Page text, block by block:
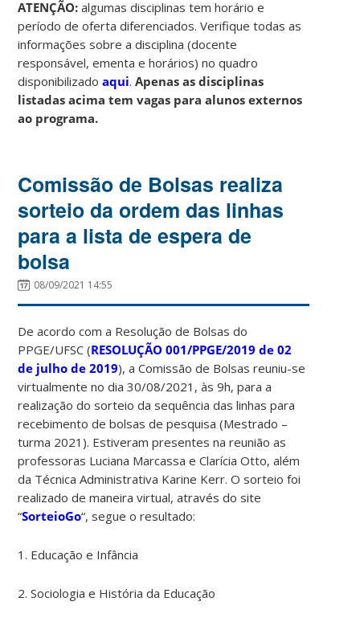
ATENÇÃO: algumas disciplinas tem horário e
período de oferta diferenciados. Verifique todas as
informações sobre a disciplina (docente
responsável, ementa e horários) no quadro
disponibilizadoaqui.Apenas as disciplinas
listadas acima tem vagas para alunos externos
ao programa.
Comissão de Bolsas realiza
sorteio da ordem das linhas
para a lista de espera de
bolsa
08/09/2021 14:55
De acordo com a Resolução de Bolsas do
PPGE/UFSC (RESOLUÇÃO 001/PPGE/2019 de 02
de julho de 2019), a Comissão de Bolsas reuniu-se
virtualmente no dia 30/08/2021, às 9h, para a
realização do sorteio da sequência das linhas para
recebimento de bolsas de pesquisa (Mestrado –
turma 2021). Estiveram presentes na reunião as
professoras Luciana Marcassa e Clarícia Otto, além
da Técnica Administrativa Karine Kerr. O sorteio foi
realizado de maneira virtual, através do site
“SorteioGo“, segue o resultado:
1. Educação e Infância
2. Sociologia e História da Educação